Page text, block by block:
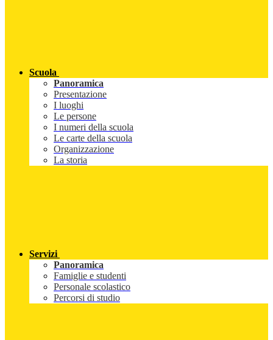
Scuola
Panoramica
Presentazione
I luoghi
Le persone
I numeri della scuola
Le carte della scuola
Organizzazione
La storia
Servizi
Panoramica
Famiglie e studenti
Personale scolastico
Percorsi di studio